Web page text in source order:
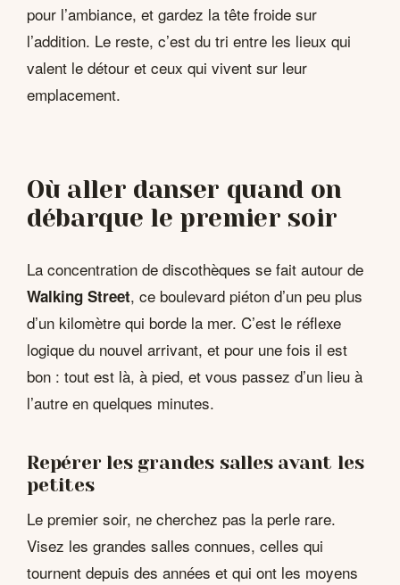
pour l’ambiance, et gardez la tête froide sur
l’addition. Le reste, c’est du tri entre les lieux qui
valent le détour et ceux qui vivent sur leur
emplacement.
Où aller danser quand on
débarque le premier soir
La concentration de discothèques se fait autour de
Walking Street, ce boulevard piéton d’un peu plus
d’un kilomètre qui borde la mer. C’est le réflexe
logique du nouvel arrivant, et pour une fois il est
bon : tout est là, à pied, et vous passez d’un lieu à
l’autre en quelques minutes.
Repérer les grandes salles avant les
petites
Le premier soir, ne cherchez pas la perle rare.
Visez les grandes salles connues, celles qui
tournent depuis des années et qui ont les moyens